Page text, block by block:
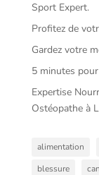
Sport Expert.
Profitez de
Gardez votre
5 minutes
Expertise
Ostéopathe à
alimentation
blessure